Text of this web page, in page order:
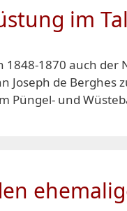
im Tal
1848-1870 auch
Joseph de
Püngel- und